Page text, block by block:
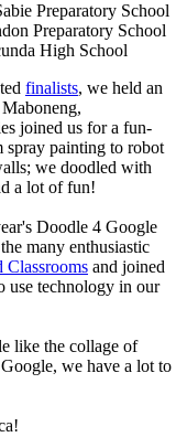
Preparatory School
Preparatory School
High School
finalists, we held an
joined us for a fun-
painting to robot
we doodled with
a lot of fun!
Doodle 4 Google
many enthusiastic
Classrooms and joined
use technology in our
like the collage of
we have a lot to